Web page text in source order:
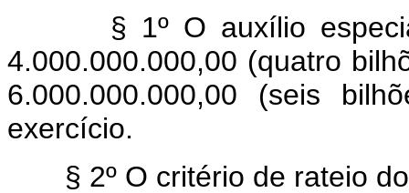
§ 1º O auxílio especial
4.000.000.000,00 (quatro
6.000.000.000,00 (seis
exercício.
§ 2º O critério de rateio do